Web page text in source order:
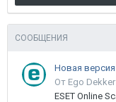
СООБЩЕНИЯ
От Ego Dekker
ESET Online